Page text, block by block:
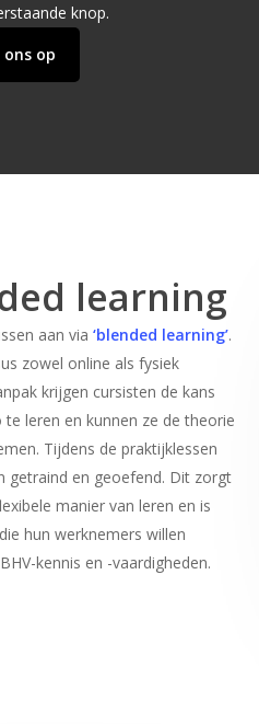
knop.
op
learning
aan via ‘blended learning’.
zowel online als fysiek
krijgen cursisten de kans
leren en kunnen ze de theorie
Tijdens de praktijklessen
getraind en geoefend. Dit zorgt
manier van leren en is
hun werknemers willen
kennis en -vaardigheden.